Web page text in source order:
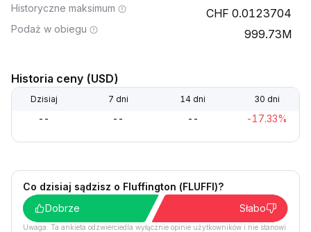
Historyczne maksimum 0.0123704
Podaż w obiegu 999.73M
Historia ceny (USD)
Dzisiaj 7 dni 14 dni 30 dni
-- -- -- -17.33%
Co dzisiaj sądzisz o Fluffington (FLUFFI)?
Dobrze
Słabo
Uwaga: Ta ankieta odzwierciedla wyłącznie opinie użytkowników i nie stanowi